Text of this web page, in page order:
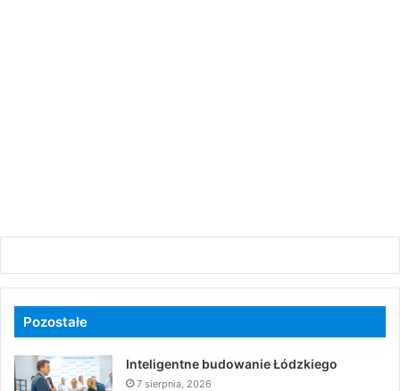
Pozostałe
Inteligentne budowanie Łódzkiego
7 sierpnia, 2026